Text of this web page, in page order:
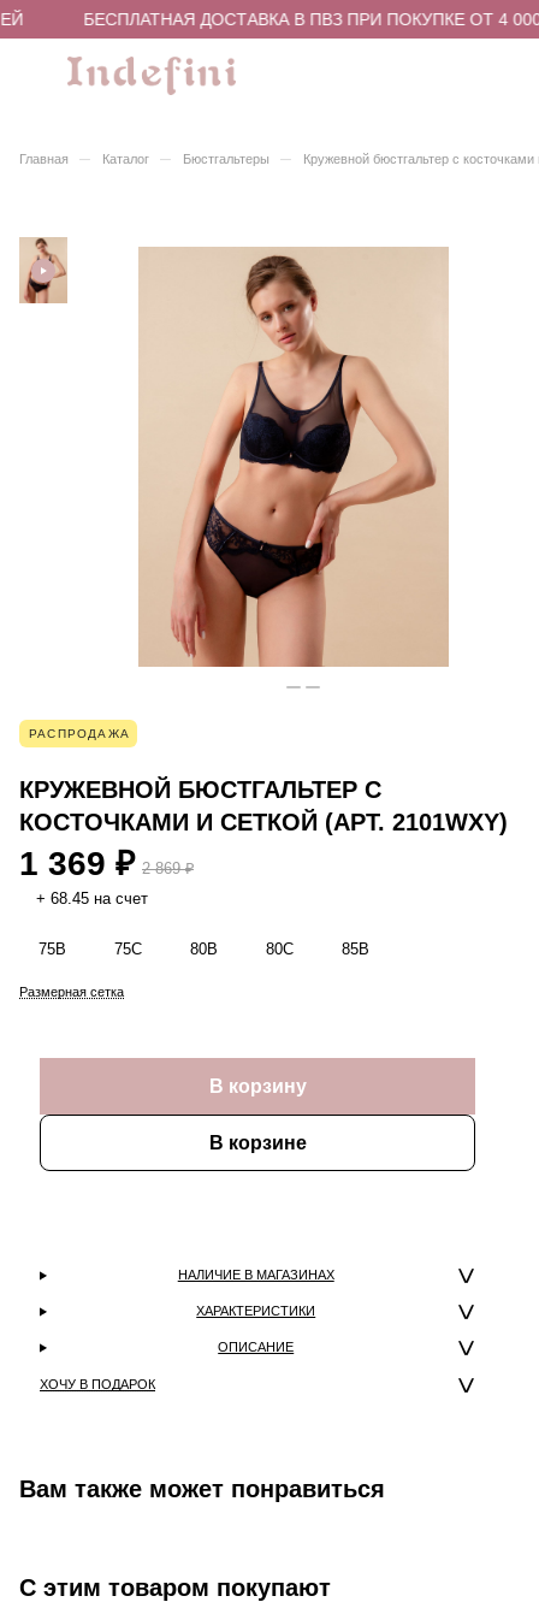
БЕСПЛАТНАЯ ДОСТАВКА В ПВЗ ПРИ ПОКУПКЕ ОТ 4 000
Главная – Каталог – Бюстгальтеры – Кружевной бюстгальтер с
РАСПРОДАЖА
КРУЖЕВНОЙ БЮСТГАЛЬТЕР С
КОСТОЧКАМИ И СЕТКОЙ (АРТ. 2101WXY)
1 369 ₽ 2 869 ₽
+ 68.45 на счет
75B 75C 80B 80C 85B
Размерная сетка
В корзину
В корзине
НАЛИЧИЕ В МАГАЗИНАХ
ХАРАКТЕРИСТИКИ
ОПИСАНИЕ
ХОЧУ В ПОДАРОК
Вам также может понравиться
С этим товаром покупают